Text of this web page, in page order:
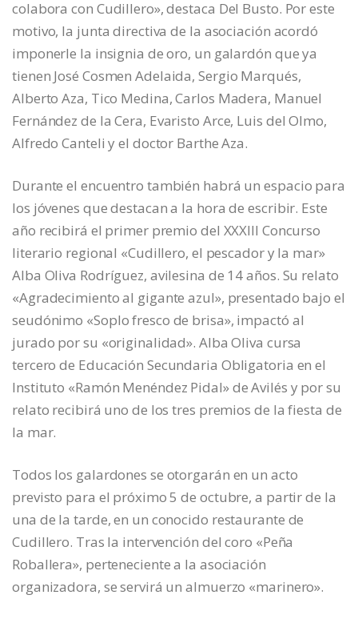
colabora con Cudillero», destaca Del Busto. Por este
motivo, la junta directiva de la asociación acordó
imponerle la insignia de oro, un galardón que ya
tienen José Cosmen Adelaida, Sergio Marqués,
Alberto Aza, Tico Medina, Carlos Madera, Manuel
Fernández de la Cera, Evaristo Arce, Luis del Olmo,
Alfredo Canteli y el doctor Barthe Aza.
Durante el encuentro también habrá un espacio para
los jóvenes que destacan a la hora de escribir. Este
año recibirá el primer premio del XXXIII Concurso
literario regional «Cudillero, el pescador y la mar»
Alba Oliva Rodríguez, avilesina de 14 años. Su relato
«Agradecimiento al gigante azul», presentado bajo el
seudónimo «Soplo fresco de brisa», impactó al
jurado por su «originalidad». Alba Oliva cursa
tercero de Educación Secundaria Obligatoria en el
Instituto «Ramón Menéndez Pidal» de Avilés y por su
relato recibirá uno de los tres premios de la fiesta de
la mar.
Todos los galardones se otorgarán en un acto
previsto para el próximo 5 de octubre, a partir de la
una de la tarde, en un conocido restaurante de
Cudillero. Tras la intervención del coro «Peña
Roballera», perteneciente a la asociación
organizadora, se servirá un almuerzo «marinero».